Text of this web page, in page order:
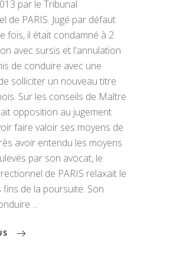
par le Tribunal
de PARIS. Jugé par défaut
fois, il était condamné à 2
avec sursis et l'annulation
de conduire avec une
solliciter un nouveau titre
Sur les conseils de Maître
opposition au jugement
faire valoir ses moyens de
avoir entendu les moyens
par son avocat, le
de PARIS relaxait le
fins de la poursuite. Son